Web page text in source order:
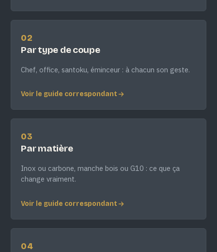
02
Par type de coupe
Chef, office, santoku, éminceur : à chacun son geste.
Voir le guide correspondant
03
Par matière
Inox ou carbone, manche bois ou G10 : ce que ça
change vraiment.
Voir le guide correspondant
04